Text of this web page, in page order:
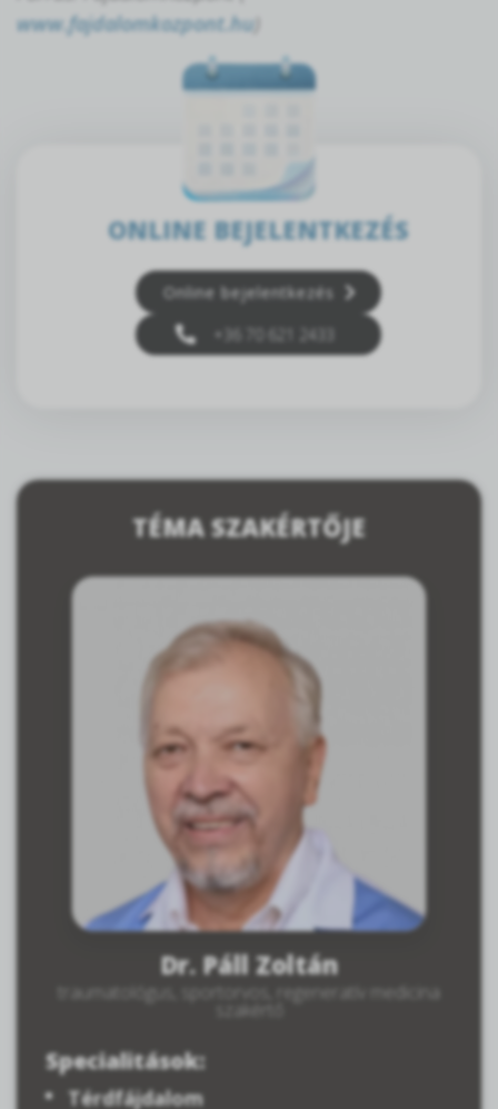
www.fajdalomkozpont.hu
ONLINE BEJELENTKEZÉS
Online bejelentkezés
+36 70 621 2433
TÉMA SZAKÉRTŐJE
Dr. Páll Zoltán
traumatológus, sportorvos, regeneratív medicina
szakértő
Specialitások:
Térdfájdalom